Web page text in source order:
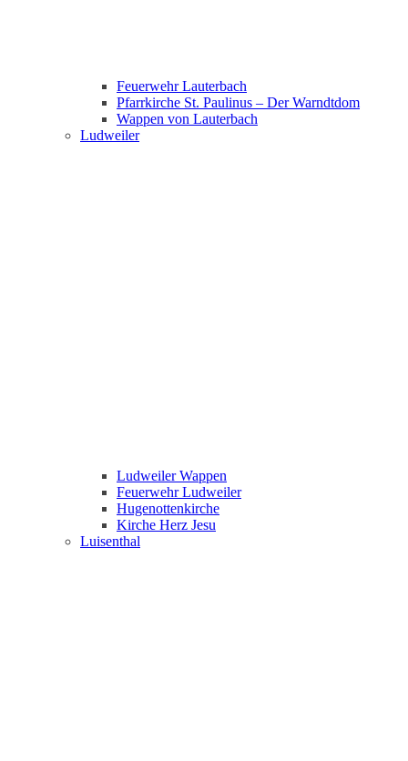
Feuerwehr Lauterbach
Pfarrkirche St. Paulinus – Der Warndtdom
Wappen von Lauterbach
Ludweiler
Ludweiler Wappen
Feuerwehr Ludweiler
Hugenottenkirche
Kirche Herz Jesu
Luisenthal